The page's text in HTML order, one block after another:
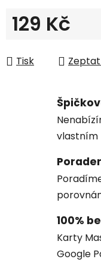
129 Kč
Tisk
vlastním
100%
Karty
Google